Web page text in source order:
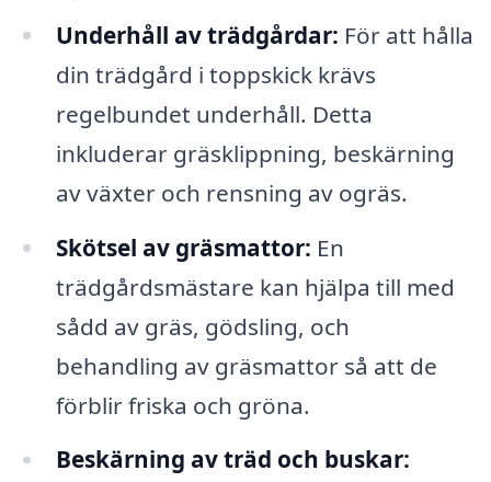
Underhåll av trädgårdar: För att hålla
din trädgård i toppskick krävs
regelbundet underhåll. Detta
inkluderar gräsklippning, beskärning
av växter och rensning av ogräs.
Skötsel av gräsmattor: En
trädgårdsmästare kan hjälpa till med
sådd av gräs, gödsling, och
behandling av gräsmattor så att de
förblir friska och gröna.
Beskärning av träd och buskar: